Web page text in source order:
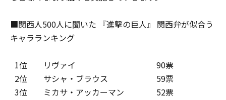
■関西人500人に聞いた 『進撃の巨人』 関西弁が似合う
キャラランキング
1位 リヴァイ
90票
2位 サシャ・ブラウス 59票
3位 ミカサ・アッカーマン 52票